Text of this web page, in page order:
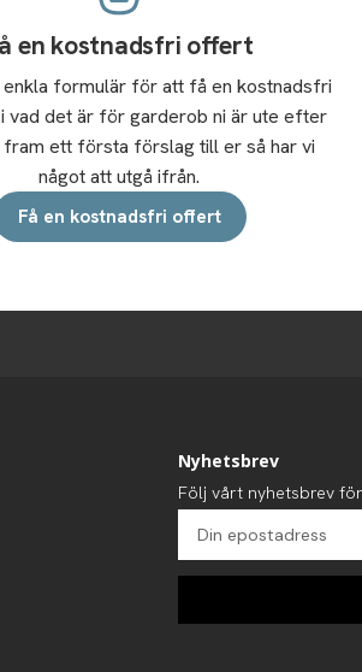
en kostnadsfri offert
enkla formulär för att få en kostnadsfri
vad det är för garderob ni är ute efter
fram ett första förslag till er så har vi
något att utgå ifrån.
Få en kostnadsfri offert
Nyhetsbrev
Följ vårt nyhetsbrev